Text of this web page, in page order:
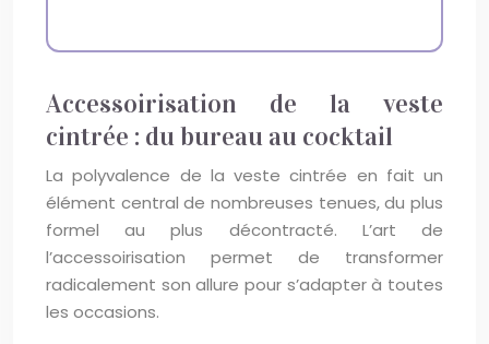
Accessoirisation de la veste
cintrée : du bureau au cocktail
La polyvalence de la veste cintrée en fait un
élément central de nombreuses tenues, du plus
formel au plus décontracté. L’art de
l’accessoirisation permet de transformer
radicalement son allure pour s’adapter à toutes
les occasions.